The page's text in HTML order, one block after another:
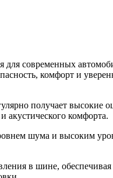
для современных
комфорт и
получает высокие
акустического комфорта.
шума и высоким
в шине,